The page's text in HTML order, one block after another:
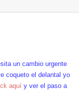
un cambio urgente
coqueto el delantal yo
aquí y ver el paso a